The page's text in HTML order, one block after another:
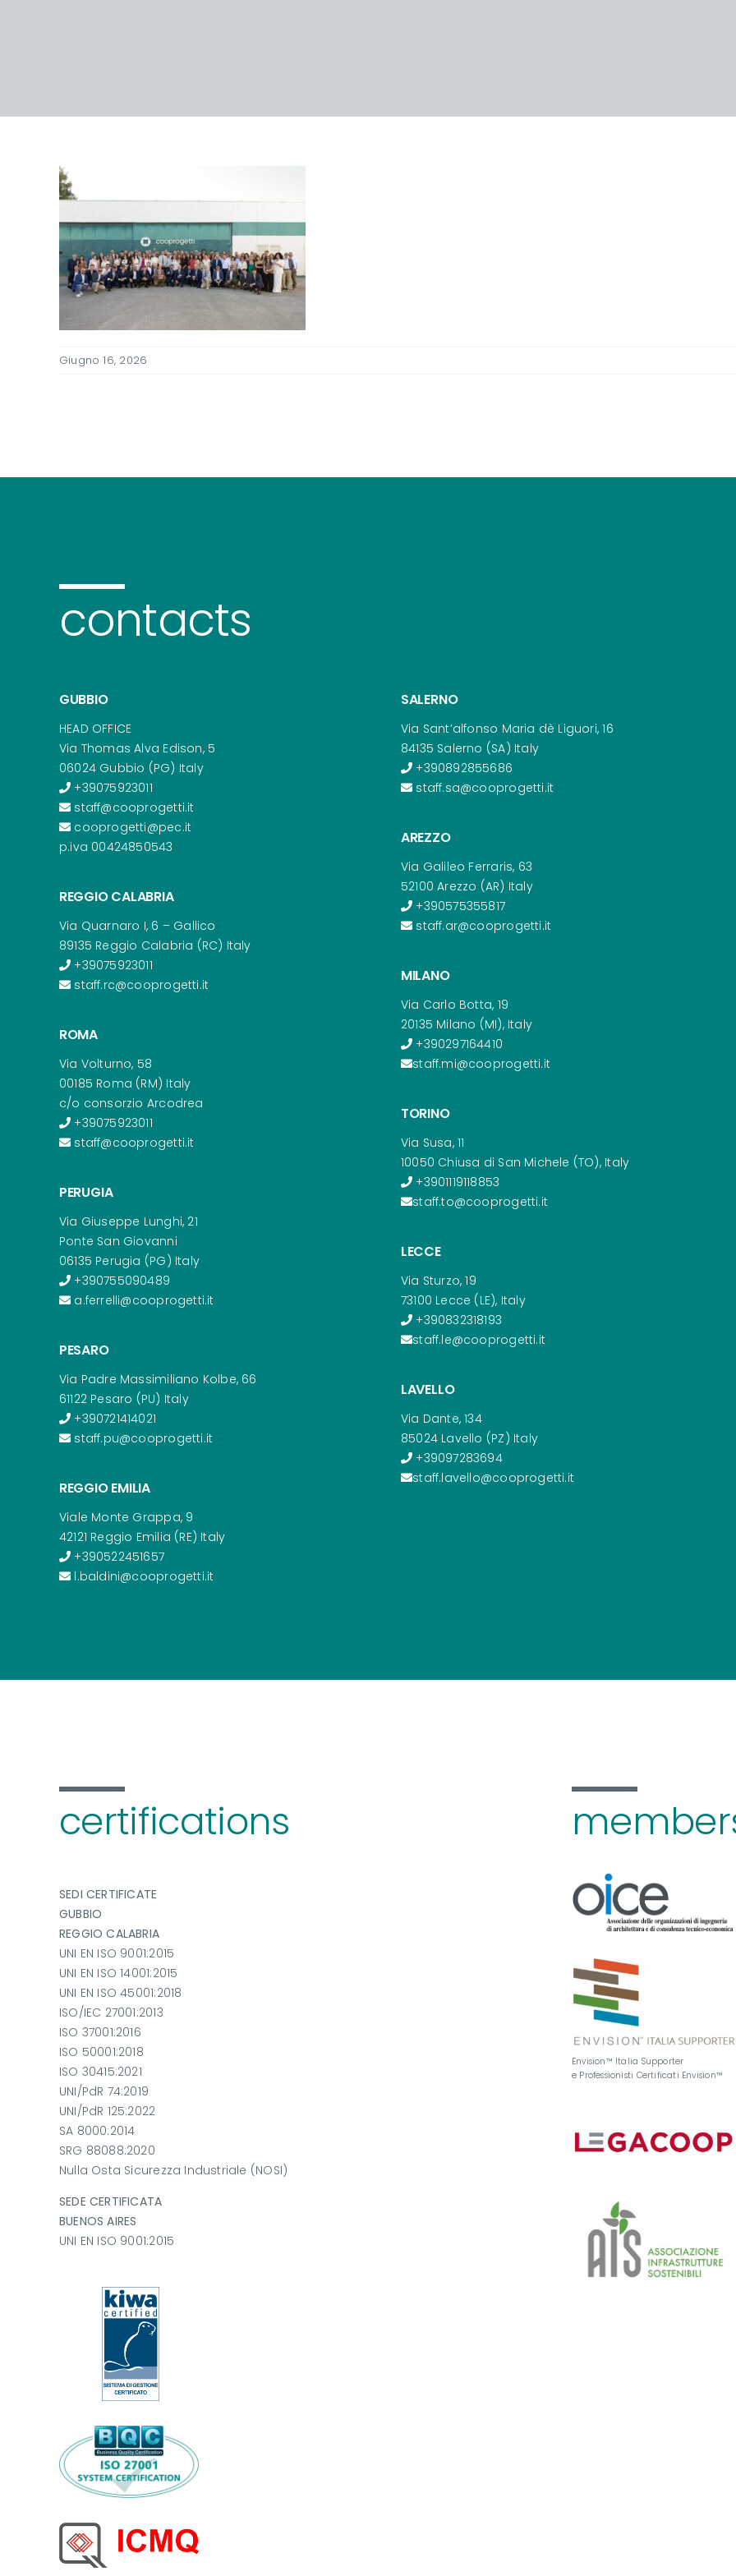
Giugno 16, 2026
contacts
GUBBIO
HEAD OFFICE
Via Thomas Alva Edison, 5
06024 Gubbio (PG) Italy
+39075923011
staff@cooprogetti.it
cooprogetti@pec.it
p.iva 00424850543
REGGIO CALABRIA
Via Quarnaro I, 6 – Gallico
89135 Reggio Calabria (RC) Italy
+39075923011
staff.rc@cooprogetti.it
ROMA
Via Volturno, 58
00185 Roma (RM) Italy
c/o consorzio Arcodrea
+39075923011
staff@cooprogetti.it
PERUGIA
Via Giuseppe Lunghi, 21
Ponte San Giovanni
06135 Perugia (PG) Italy
+390755090489
a.ferrelli@cooprogetti.it
PESARO
Via Padre Massimiliano Kolbe, 66
61122 Pesaro (PU) Italy
+390721414021
staff.pu@cooprogetti.it
REGGIO EMILIA
Viale Monte Grappa, 9
42121 Reggio Emilia (RE) Italy
+390522451657
l.baldini@cooprogetti.it
SALERNO
Via Sant’alfonso Maria dè Liguori, 16
84135 Salerno (SA) Italy
+390892855686
staff.sa@cooprogetti.it
AREZZO
Via Galileo Ferraris, 63
52100 Arezzo (AR) Italy
+390575355817
staff.ar@cooprogetti.it
MILANO
Via Carlo Botta, 19
20135 Milano (MI), Italy
+390297164410
staff.mi@cooprogetti.it
TORINO
Via Susa, 11
10050 Chiusa di San Michele (TO), Italy
+3901119118853
staff.to@cooprogetti.it
LECCE
Via Sturzo, 19
73100 Lecce (LE), Italy
+390832318193
staff.le@cooprogetti.it
LAVELLO
Via Dante, 134
85024 Lavello (PZ) Italy
+39097283694
staff.lavello@cooprogetti.it
certifications
SEDI CERTIFICATE
GUBBIO
REGGIO CALABRIA
UNI EN ISO 9001:2015
UNI EN ISO 14001:2015
UNI EN ISO 45001:2018
ISO/IEC 27001:2013
ISO 37001:2016
ISO 50001:2018
ISO 30415:2021
UNI/PdR 74:2019
UNI/PdR 125:2022
SA 8000:2014
SRG 88088:2020
Nulla Osta Sicurezza Industriale (NOSI)
SEDE CERTIFICATA
BUENOS AIRES
UNI EN ISO 9001:2015
Envision™ Italia Supporter
e Professionisti Certificati Envision™